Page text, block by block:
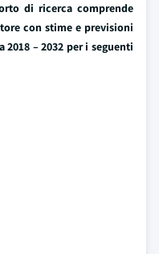
di ricerca comprende
con stime e previsioni
– 2032 per i seguenti